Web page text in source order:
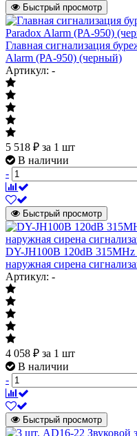
Быстрый просмотр
Главная сигнализация
Alarm (PA-950) (черный)
Артикул: -
5 518 ₽ за 1 шт
В наличии
-
Быстрый просмотр
DY-JH100B 120dB 315MHz
наружная сирена
Артикул: -
4 058 ₽ за 1 шт
В наличии
-
Быстрый просмотр